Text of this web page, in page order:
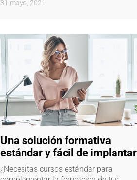
31 mayo, 2021
Una solución formativa
estándar y fácil de implantar
¿Necesitas cursos estándar para